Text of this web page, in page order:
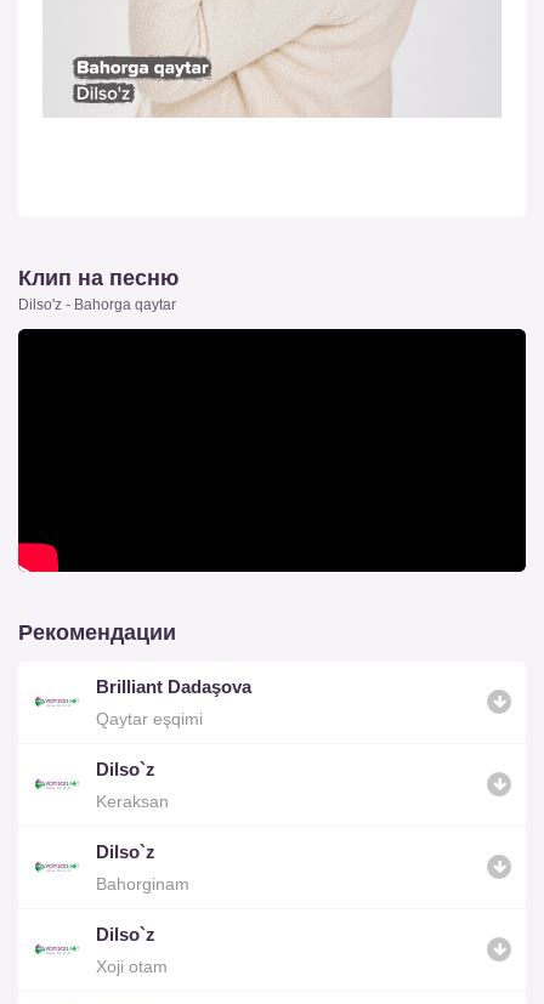
Клип на песню
Dilso'z - Bahorga qaytar
Рекомендации
Brilliant Dadaşova
Qaytar eşqimi
Dilso`z
Keraksan
Dilso`z
Bahorginam
Dilso`z
Xoji otam